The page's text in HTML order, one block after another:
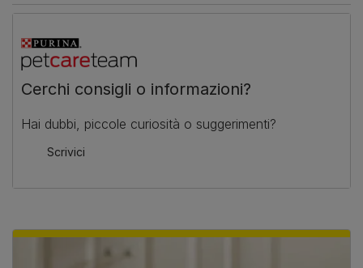
Cerchi consigli o informazioni?
Hai dubbi, piccole curiosità o suggerimenti?
Scrivici